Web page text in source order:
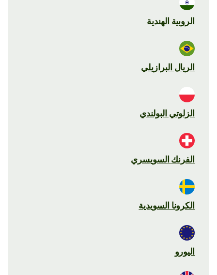
الروبية الهندية
الريال البرازيلي
الزلوتي البولندي
الفرنك السويسري
الكرونا السويدية
اليورو